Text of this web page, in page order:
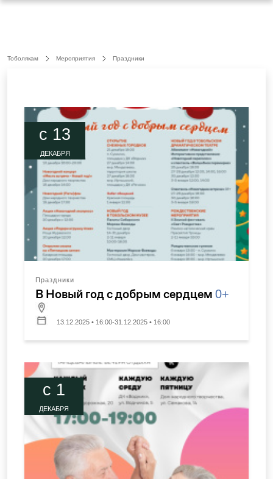
Тоболякам Мероприятия Праздники
c 13
ДЕКАБРЯ
Праздники
В Новый год с добрым сердцем 0+
13.12.2025 • 16:00-31.12.2025 • 16:00
c 1
ДЕКАБРЯ